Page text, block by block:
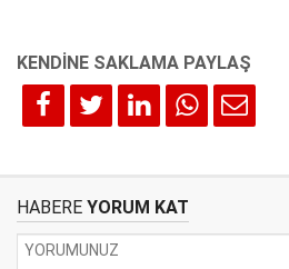
HABERE YORUM KAT